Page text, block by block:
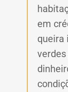
em
queira
verdes